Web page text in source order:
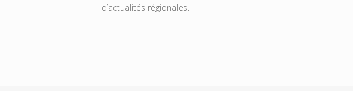
d’actualités régionales.